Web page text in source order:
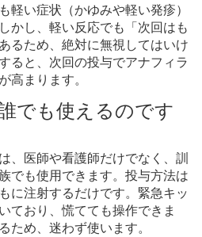
軽い症状（かゆみや軽い発疹）
かし、軽い反応でも「次回はも
るため、絶対に無視してはいけ
ると、次回の投与でアナフィラ
高まります。
でも使えるのです
、医師や看護師だけでなく、訓
でも使用できます。投与方法は
に注射するだけです。緊急キッ
ており、慌てても操作できま
ため、迷わず使います。